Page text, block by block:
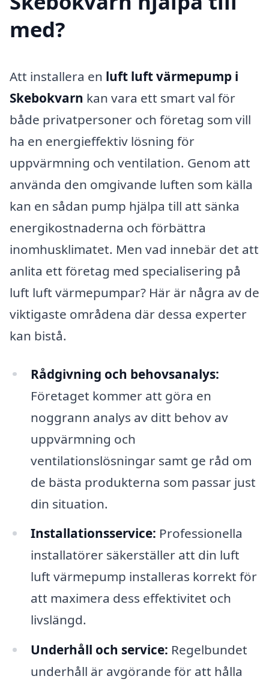
med?
Att installera en luft luft värmepump i
Skebokvarn kan vara ett smart val för
både privatpersoner och företag som vill
ha en energieffektiv lösning för
uppvärmning och ventilation. Genom att
använda den omgivande luften som källa
kan en sådan pump hjälpa till att sänka
energikostnaderna och förbättra
inomhusklimatet. Men vad innebär det att
anlita ett företag med specialisering på
luft luft värmepumpar? Här är några av de
viktigaste områdena där dessa experter
kan bistå.
Rådgivning och behovsanalys:
Företaget kommer att göra en
noggrann analys av ditt behov av
uppvärmning och
ventilationslösningar samt ge råd om
de bästa produkterna som passar just
din situation.
Installationsservice: Professionella
installatörer säkerställer att din luft
luft värmepump installeras korrekt för
att maximera dess effektivitet och
livslängd.
Underhåll och service: Regelbundet
underhåll är avgörande för att hålla